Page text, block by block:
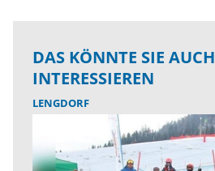
DAS KÖNNTE SIE AUCH
INTERESSIEREN
LENGDORF